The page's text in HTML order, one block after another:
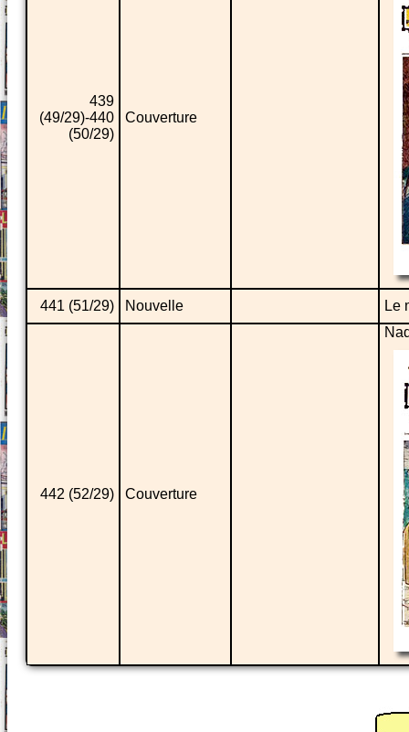
439
(49/29)-440
(50/29)
Couverture
441 (51/29) Nouvelle Le
442 (52/29) Couverture